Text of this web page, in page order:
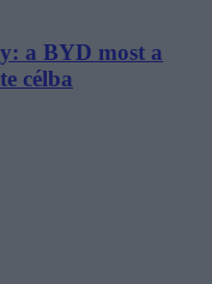
a BYD most a
célba